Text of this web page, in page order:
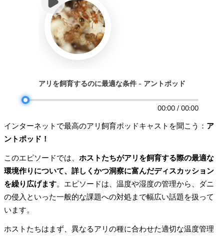
アリを飼育するのに最適な条件 - アントポッド
00:00 / 00:00
インターネットで最高のアリ飼育ポッドキャストを聞こう： ア
ントポッド！
このエピソードでは、 ホストたちがアリを飼育する際の最適な
環境作りについて、詳しくかつ洞察に富んだディスカッション
を繰り広げます。エピソードは、温度や湿度の管理から、ダニ
の侵入といった一般的な課題への対処まで幅広い話題を扱って
います。
ホストたちはまず、異なるアリの種に合わせた適切な温度管理